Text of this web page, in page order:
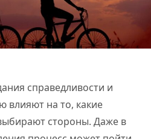
справедливости и
влияют на то, какие
стороны. Даже в